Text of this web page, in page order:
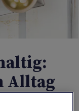
Alltag